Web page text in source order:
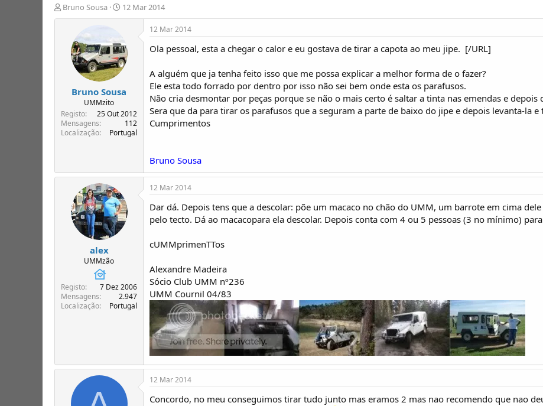
I
n
e
T
ó
o
Bruno Sousa
D
a
a
d
e
i
í
i
o
12 Mar 2014
Bruno Sousa
UMMzito
Registo
25 Out 2012
Mensagens
112
Localização
Portugal
12 Mar 2014
Ola pessoal, esta a chegar o calor e eu gostava de tirar a capota ao meu jipe. [/URL]
A alguém que ja tenha feito isso que me possa explicar a melhor forma de o fazer?
Ele esta todo forrado por dentro por isso não sei bem onde esta os parafusos.
Não cria desmontar por peças porque se não o mais certo é saltar a tinta nas emendas e
Sera que da para tirar os parafusos que a seguram a parte de baixo do jipe e depois levanta-la e
Cumprimentos
Bruno Sousa
alex
UMMzão
Registo
7 Dez 2006
Mensagens
2.947
Localização
Portugal
12 Mar 2014
Dar dá. Depois tens que a descolar: põe um macaco no chão do UMM, um barrote em cima
pelo tecto. Dá ao macacopara ela descolar. Depois conta com 4 ou 5 pessoas (3 no mínimo)
cUMMprimenTTos
Alexandre Madeira
Sócio Club UMM nº236
UMM Cournil 04/83
12 Mar 2014
Concordo, no meu conseguimos tirar tudo junto mas eramos 2 mas nao recomendo que nao